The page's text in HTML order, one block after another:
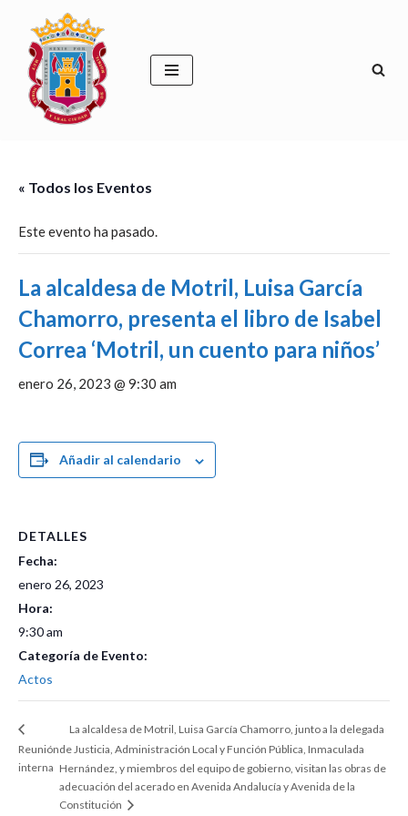
Saltar
contenido
« Todos los Eventos
Este evento ha pasado.
La alcaldesa de Motril, Luisa García
Chamorro, presenta el libro de Isabel
Correa ‘Motril, un cuento para niños’
enero 26, 2023 @ 9:30 am
Añadir al calendario
DETALLES
Fecha:
enero 26, 2023
Hora:
9:30 am
Categoría de Evento:
Actos
Reunión
interna
La alcaldesa de Motril, Luisa García Chamorro, junto a la delegada
de Justicia, Administración Local y Función Pública, Inmaculada
Hernández, y miembros del equipo de gobierno, visitan las obras de
adecuación del acerado en Avenida Andalucía y Avenida de la
Constitución